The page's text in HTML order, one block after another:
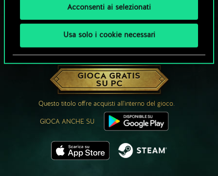
Acconsenti ai selezionati
Usa solo i cookie necessari
CHE NE DICI DI UNA PARTITA A GWENT?
GIOCA GRATIS
SU PC
Questo titolo offre acquisti all'interno del gioco.
GIOCA ANCHE SU